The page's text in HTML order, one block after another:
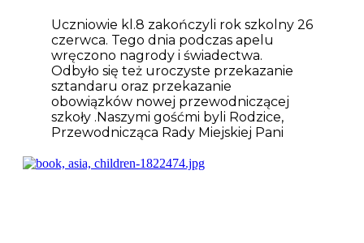
Uczniowie kl.8 zakończyli rok szkolny 26
czerwca. Tego dnia podczas apelu
wręczono nagrody i świadectwa.
Odbyło się też uroczyste przekazanie
sztandaru oraz przekazanie
obowiązków nowej przewodniczącej
szkoły .Naszymi gośćmi byli Rodzice,
Przewodnicząca Rady Miejskiej Pani